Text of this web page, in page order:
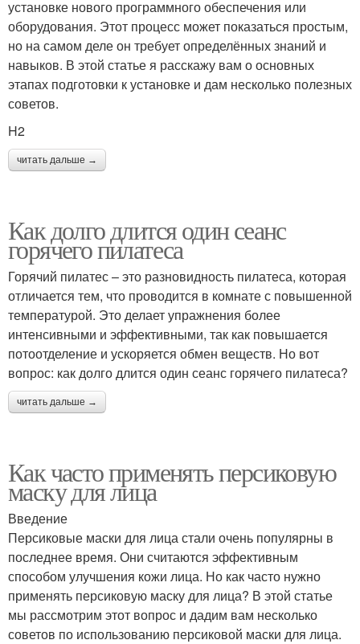
установке нового программного обеспечения или
оборудования. Этот процесс может показаться простым,
но на самом деле он требует определённых знаний и
навыков. В этой статье я расскажу вам о основных
этапах подготовки к установке и дам несколько полезных
советов.
H2
читать дальше →
Как долго длится один сеанс
горячего пилатеса
Горячий пилатес – это разновидность пилатеса, которая
отличается тем, что проводится в комнате с повышенной
температурой. Это делает упражнения более
интенсивными и эффективными, так как повышается
потоотделение и ускоряется обмен веществ. Но вот
вопрос: как долго длится один сеанс горячего пилатеса?
читать дальше →
Как часто применять персиковую
маску для лица
Введение
Персиковые маски для лица стали очень популярны в
последнее время. Они считаются эффективным
способом улучшения кожи лица. Но как часто нужно
применять персиковую маску для лица? В этой статье
мы рассмотрим этот вопрос и дадим вам несколько
советов по использованию персиковой маски для лица.